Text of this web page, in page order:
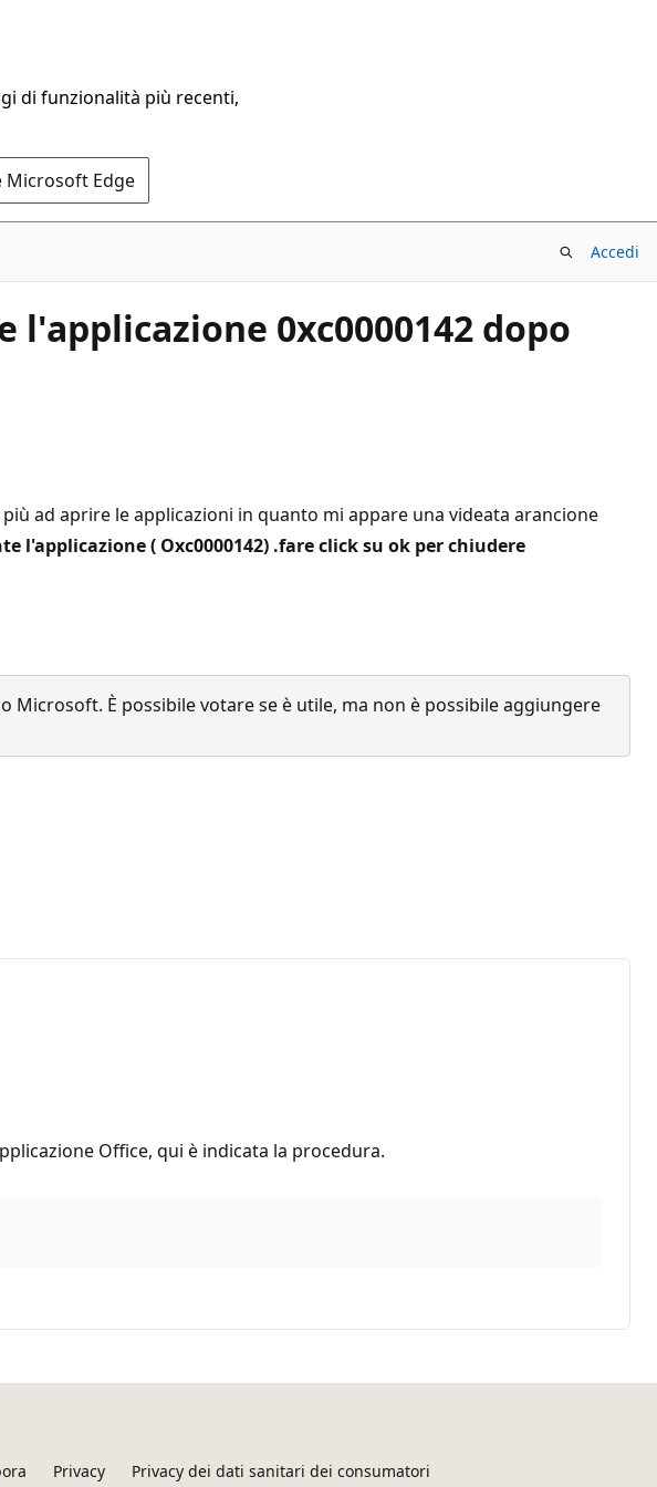
di funzionalità più recenti,
Microsoft Edge
Accedi
0xc0000142 dopo
ad aprire le applicazioni in quanto mi appare una videata arancione
l'applicazione ( Oxc0000142) .fare click su ok per chiudere
È possibile votare se è utile, ma non è possibile aggiungere
Office, qui è indicata la procedura.
Privacy Privacy dei dati sanitari dei consumatori